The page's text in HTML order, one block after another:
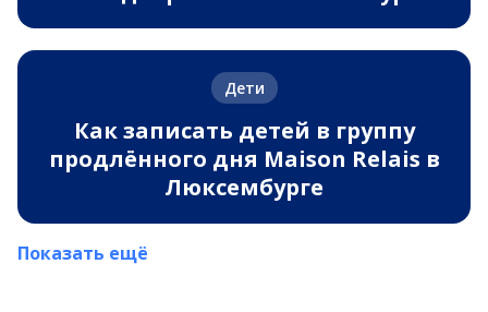
Дети
Как записать детей в группу
продлённого дня Maison Relais в
Люксембурге
Показать ещё